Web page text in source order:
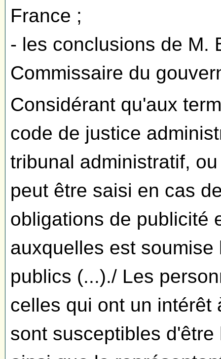
France ;
- les conclusions de M.
Commissaire du
Considérant qu'aux
code de justice
tribunal administratif,
peut être saisi en cas
obligations de publicité
auxquelles est
publics (...)./ Les
celles qui ont un intérêt
sont susceptibles